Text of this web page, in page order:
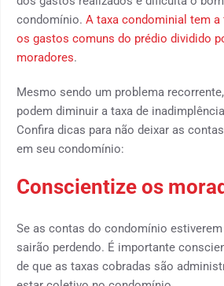
condomínio. A taxa condominial tem a
os gastos comuns do prédio dividido
moradores.
Mesmo sendo um problema
podem diminuir a taxa de
Confira dicas para não deixar as
em seu condomínio:
Conscientize os
Se as contas do condomínio
sairão perdendo. É importante
de que as taxas cobradas são